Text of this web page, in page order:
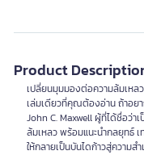
Product
เปลี่ยนมุมมองต่อความล้มเหล
เล่มเดียวที่คุณต้องอ่าน ถ้าอยา
John C. Maxwell ผู้ที่ได้ชื่อว่
ล้มเหลว พร้อมแนะนำกลยุทธ์
ให้กลายเป็นบันไดก้าวสู่ความสำ